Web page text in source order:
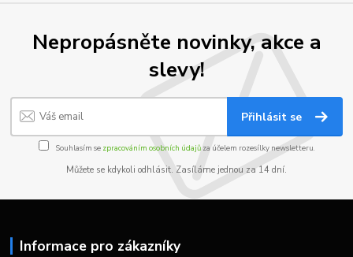
Nepropásněte novinky, akce a
slevy!
Přihlásit se
Souhlasím se zpracováním osobních údajůza účelem rozesílky newsletteru.
Můžete se kdykoli odhlásit. Zasíláme jednou za 14 dní.
Informace pro zákazníky